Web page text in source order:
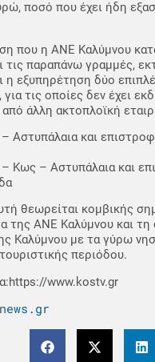
ποσό που έχει ήδη
που η ΑΝΕ Καλύμνου
τις παραπάνω γραμμές,
η εξυπηρέτηση δύο
τις οποίες δεν έχει
άλλη ακτοπλοϊκή
Αστυπάλαια και
Κως – Αστυπάλαια και
θεωρείται κομβικής
της ΑΝΕ Καλύμνου και τη
Καλύμνου με τα γύρω
περιόδου.
www.kostv.gr